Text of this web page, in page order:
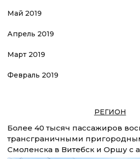
Май 2019
Апрель 2019
Март 2019
Февраль 2019
РЕГИОН
Более 40 тысяч пассажиров
трансграничными
Смоленска в Витебск и Оршу с